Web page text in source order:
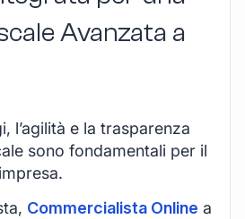
Avanzata a
l’agilità e la trasparenza
sono fondamentali per il
Commercialista Online a